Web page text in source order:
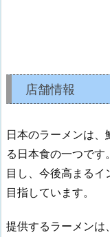
店舗情報
日本のラーメンは
る日本食の一つで
目し、今後高まる
目指しています。
提供するラーメンは